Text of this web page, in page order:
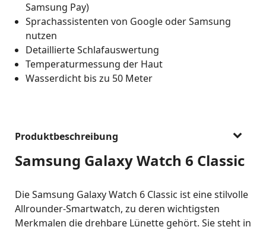
Samsung Pay)
Sprachassistenten von Google oder Samsung
nutzen
Detaillierte Schlafauswertung
Temperaturmessung der Haut
Wasserdicht bis zu 50 Meter
Produktbeschreibung
Samsung Galaxy Watch 6 Classic
Die Samsung Galaxy Watch 6 Classic ist eine stilvolle
Allrounder-Smartwatch, zu deren wichtigsten
Merkmalen die drehbare Lünette gehört. Sie steht in